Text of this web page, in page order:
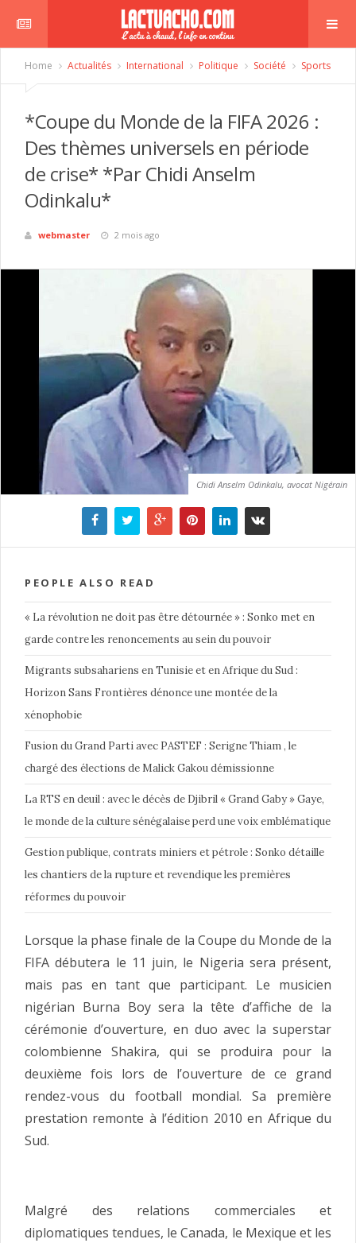
Home Actualités International Politique Société Sports
*Coupe du Monde de la FIFA 2026 :
Des thèmes universels en période
de crise* *Par Chidi Anselm
Odinkalu*
webmaster 2 mois ago
Chidi Anselm Odinkalu, avocat Nigérain
PEOPLE ALSO READ
« La révolution ne doit pas être détournée » : Sonko met en
garde contre les renoncements au sein du pouvoir
Migrants subsahariens en Tunisie et en Afrique du Sud :
Horizon Sans Frontières dénonce une montée de la
xénophobie
Fusion du Grand Parti avec PASTEF : Serigne Thiam , le
chargé des élections de Malick Gakou démissionne
La RTS en deuil : avec le décès de Djibril « Grand Gaby » Gaye,
le monde de la culture sénégalaise perd une voix emblématique
Gestion publique, contrats miniers et pétrole : Sonko détaille
les chantiers de la rupture et revendique les premières
réformes du pouvoir
Lorsque la phase finale de la Coupe du Monde de la
FIFA débutera le 11 juin, le Nigeria sera présent,
mais pas en tant que participant. Le musicien
nigérian Burna Boy sera la tête d’affiche de la
cérémonie d’ouverture, en duo avec la superstar
colombienne Shakira, qui se produira pour la
deuxième fois lors de l’ouverture de ce grand
rendez-vous du football mondial. Sa première
prestation remonte à l’édition 2010 en Afrique du
Sud.
Malgré des relations commerciales et
diplomatiques tendues, le Canada, le Mexique et les